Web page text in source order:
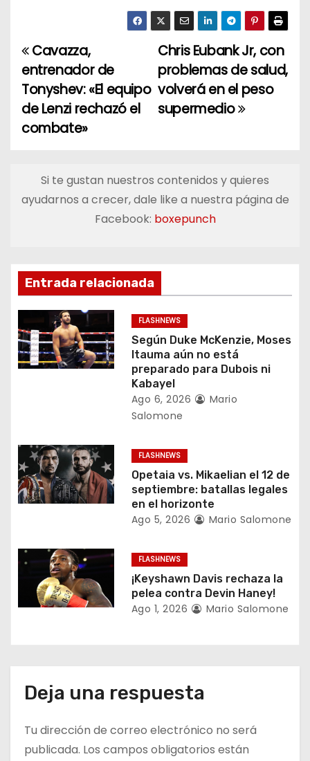
N
a
v
a
ó
n
d
e
t
r
d
s
Chris Eubank Jr, con
problemas de salud,
volverá en el peso
supermedio
Cavazza,
entrenador de
Tonyshev: «El equipo
de Lenzi rechazó el
combate»
Si te gustan nuestros contenidos y quieres
ayudarnos a crecer, dale like a nuestra página de
Facebook: boxepunch
Entrada relacionada
FLASHNEWS
Según Duke McKenzie, Moses
Itauma aún no está
preparado para Dubois ni
Kabayel
Ago 6, 2026
Mario
Salomone
FLASHNEWS
Opetaia vs. Mikaelian el 12 de
septiembre: batallas legales
en el horizonte
Ago 5, 2026 Mario Salomone
FLASHNEWS
¡Keyshawn Davis rechaza la
pelea contra Devin Haney!
Ago 1, 2026 Mario Salomone
Deja una respuesta
Tu dirección de correo electrónico no será
publicada. Los campos obligatorios están